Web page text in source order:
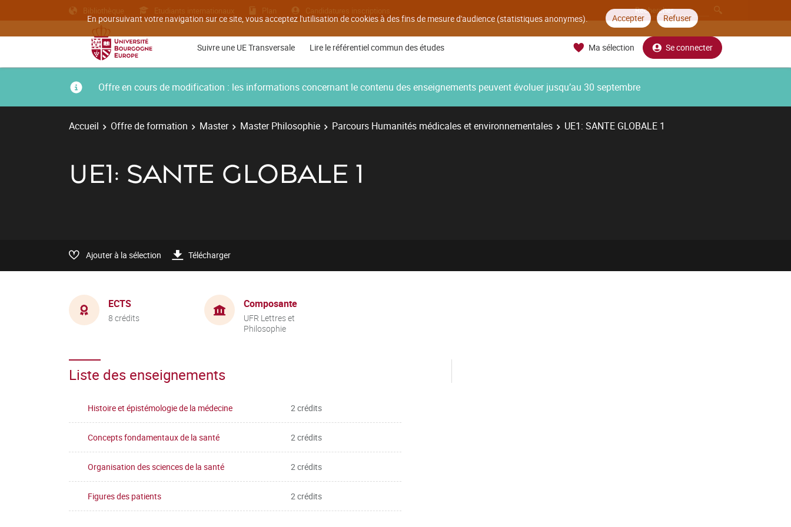
En poursuivant votre navigation sur ce site, vous acceptez l'utilisation de cookies à des fins de mesure d'audience (statistiques anonymes). Accepter Refuser
Bibliothèque Etudiants internationaux Plan Candidatures inscriptions
Suivre une UE Transversale Lire le référentiel commun des études Ma sélection Se connecter
Offre en cours de modification : les informations concernant le contenu des enseignements peuvent évoluer jusqu’au 30 septembre
Accueil Offre de formation Master Master Philosophie Parcours Humanités médicales et environnementales UE1: SANTE GLOBALE 1
UE1: SANTE GLOBALE 1
Ajouter à la sélection Télécharger
ECTS
8 crédits
Composante
UFR Lettres et
Philosophie
Liste des enseignements
Histoire et épistémologie de la médecine 2 crédits
Concepts fondamentaux de la santé 2 crédits
Organisation des sciences de la santé 2 crédits
Figures des patients 2 crédits